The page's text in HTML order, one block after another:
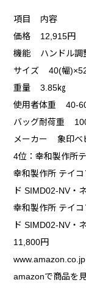
項目 内容
価格 12,915円
機能 ハンドル調
サイズ 40(幅
重量 3.85㎏
使用者体重 40-
バッグ耐荷重
メーカー 象印ベ
4位：幸和製作所
幸和製作所 テイ
ド SIMD02-NV・
幸和製作所 テイ
ド SIMD02-NV・
11,800円
www.amazon.co.jp
amazonで商品を